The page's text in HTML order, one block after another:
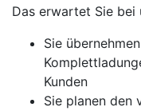
Das erwartet Sie bei
Sie
Kunden
Sie planen den